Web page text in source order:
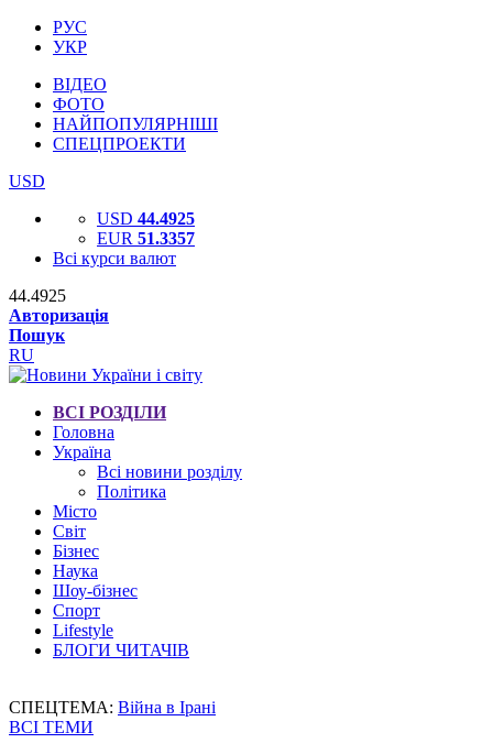
РУС
УКР
ВІДЕО
ФОТО
НАЙПОПУЛЯРНІШІ
СПЕЦПРОЕКТИ
USD
USD 44.4925
EUR 51.3357
Всі курси валют
44.4925
Авторизація
Пошук
RU
ВСІ РОЗДІЛИ
Головна
Україна
Всі новини розділу
Політика
Місто
Світ
Бізнес
Наука
Шоу-бізнес
Спорт
Lifestyle
БЛОГИ ЧИТАЧІВ
СПЕЦТЕМА: Війна в Ірані
ВСІ ТЕМИ